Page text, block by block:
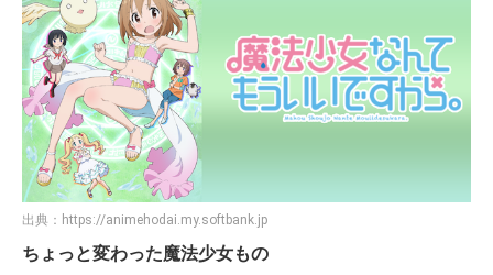
出典： https://animehodai.my.softbank.jp
ちょっと変わった魔法少女もの